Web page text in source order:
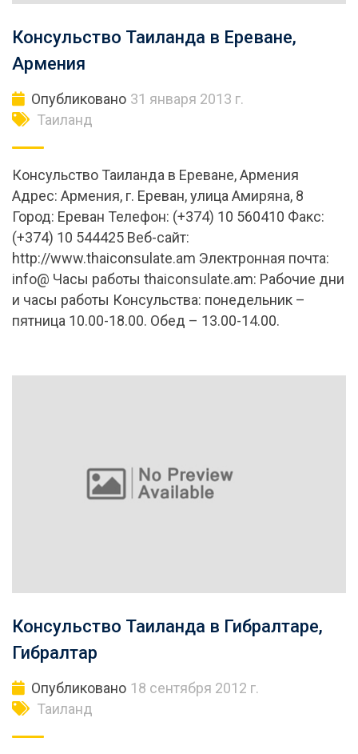
Консульство Таиланда в Ереване,
Армения
Опубликовано 31 января 2013 г.
Таиланд
Консульство Таиланда в Ереване, Армения
Адрес: Армения, г. Ереван, улица Амиряна, 8
Город: Ереван Телефон: (+374) 10 560410 Факс:
(+374) 10 544425 Веб-сайт:
http://www.thaiconsulate.am Электронная почта:
info@ Часы работы thaiconsulate.am: Рабочие дни
и часы работы Консульства: понедельник –
пятница 10.00-18.00. Обед – 13.00-14.00.
Консульство Таиланда в Гибралтаре,
Гибралтар
Опубликовано 18 сентября 2012 г.
Таиланд